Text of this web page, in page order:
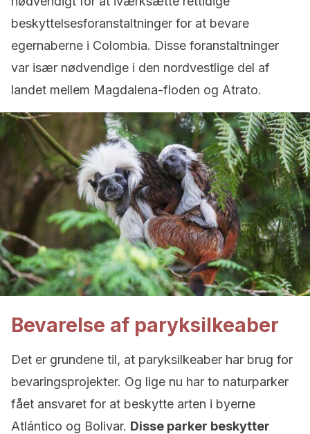
beskyttelsesforanstaltninger for at bevare
egernaberne i Colombia. Disse foranstaltninger
var især nødvendige i den nordvestlige del af
landet mellem Magdalena-floden og Atrato.
Bevarelse af paryksilkeaber
Det er grundene til, at paryksilkeaber har brug for
bevaringsprojekter. Og lige nu har to naturparker
fået ansvaret for at beskytte arten i byerne
Atlántico og Bolivar. Disse parker beskytter